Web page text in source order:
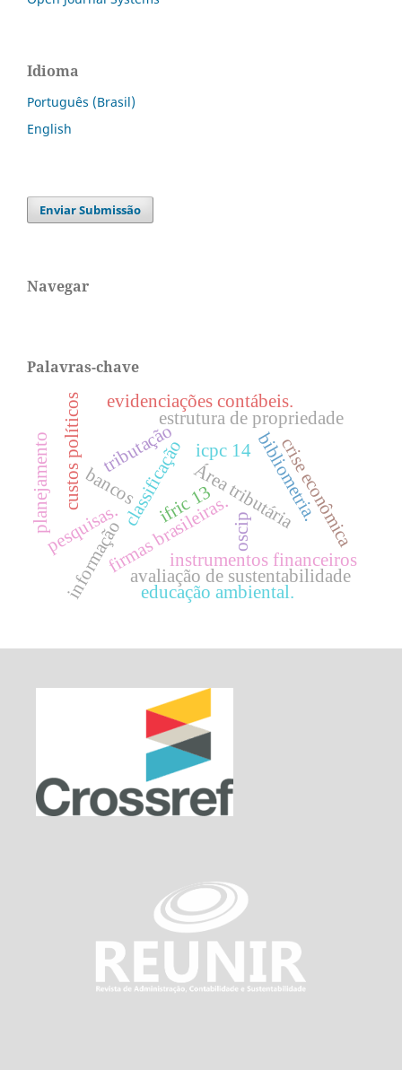
Idioma
Português (Brasil)
English
Enviar Submissão
Navegar
Palavras-chave
classificaçãoÁrea tributária
tributação
estrutura de propriedade
firmas brasileiras.
avaliação de sustentabilidade
bibliometria.
bancos crise econômica
instrumentos financeiros
pesquisas. oscip
educação ambiental.
custos políticos evidenciações contábeis.
ifric 13
planejamento icpc 14
informação